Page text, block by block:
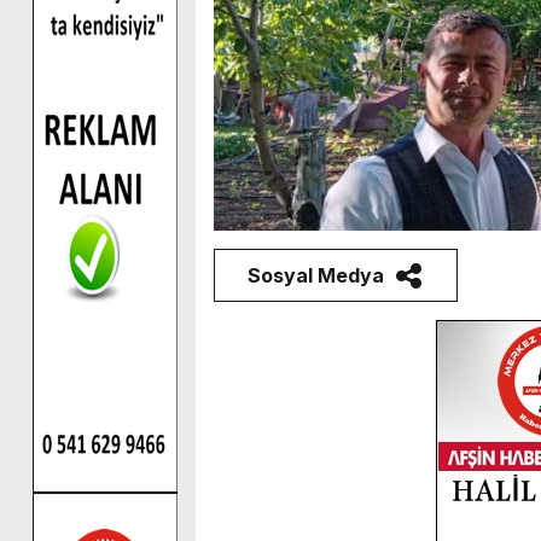
Sosyal Medya